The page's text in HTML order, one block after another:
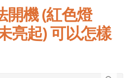
開機 (紅色燈
亮起) 可以怎樣